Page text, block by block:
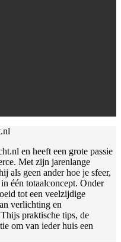
en heeft een grote passie
Met zijn jarenlange
als geen ander hoe je sfeer,
één totaalconcept. Onder
tot een veelzijdige
verlichting en
praktische tips, de
om van ieder huis een